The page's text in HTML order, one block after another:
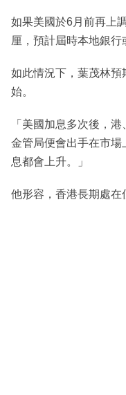
如果美國於6月前再上
厘，預計屆時本地銀行
如此情況下，葉茂林預
始。
「美國加息多次後，
金管局便會出手在市場
息都會上升。」
他形容，香港長期處在